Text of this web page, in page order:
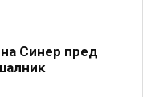
Синер пред